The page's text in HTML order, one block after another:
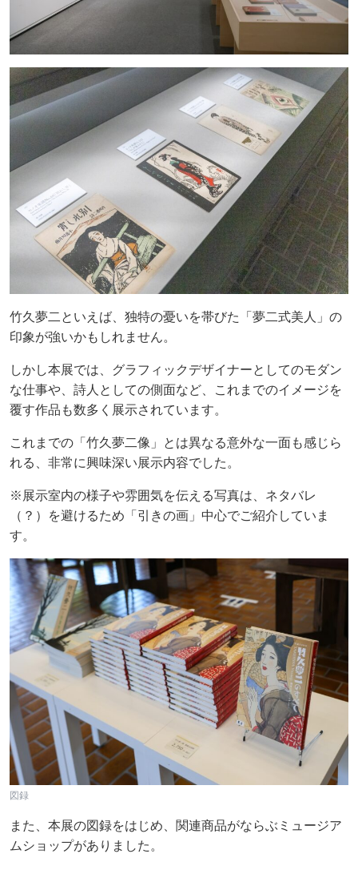
竹久夢二といえば、独特の憂いを帯びた「夢二式美人」の
印象が強いかもしれません。
しかし本展では、グラフィックデザイナーとしてのモダン
な仕事や、詩人としての側面など、これまでのイメージを
覆す作品も数多く展示されています。
これまでの「竹久夢二像」とは異なる意外な一面も感じら
れる、非常に興味深い展示内容でした。
※展示室内の様子や雰囲気を伝える写真は、ネタバレ
（？）を避けるため「引きの画」中心でご紹介していま
す。
図録
また、本展の図録をはじめ、関連商品がならぶミュージア
ムショップがありました。